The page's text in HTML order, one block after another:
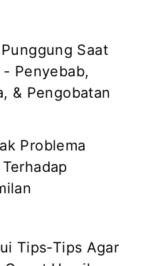
Saat
- Penyebab,
& Pengobatan
Problema
Tips-Tips Agar